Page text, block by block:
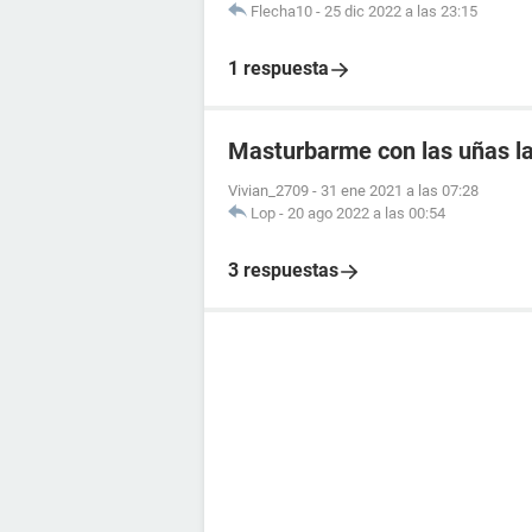
Flecha10 - 25 dic 2022 a las 23:15
1 respuesta
Masturbarme con las uñas
Vivian_2709 - 31 ene 2021 a las 07:28
Lop - 20 ago 2022 a las 00:54
3 respuestas